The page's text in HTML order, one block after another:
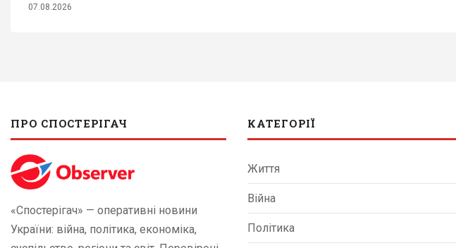
07.08.2026
ПРО СПОСТЕРІГАЧ
«Спостерігач» — оперативні новини
України: війна, політика, економіка,
КАТЕГОРІЇ
Життя
Війна
Політика